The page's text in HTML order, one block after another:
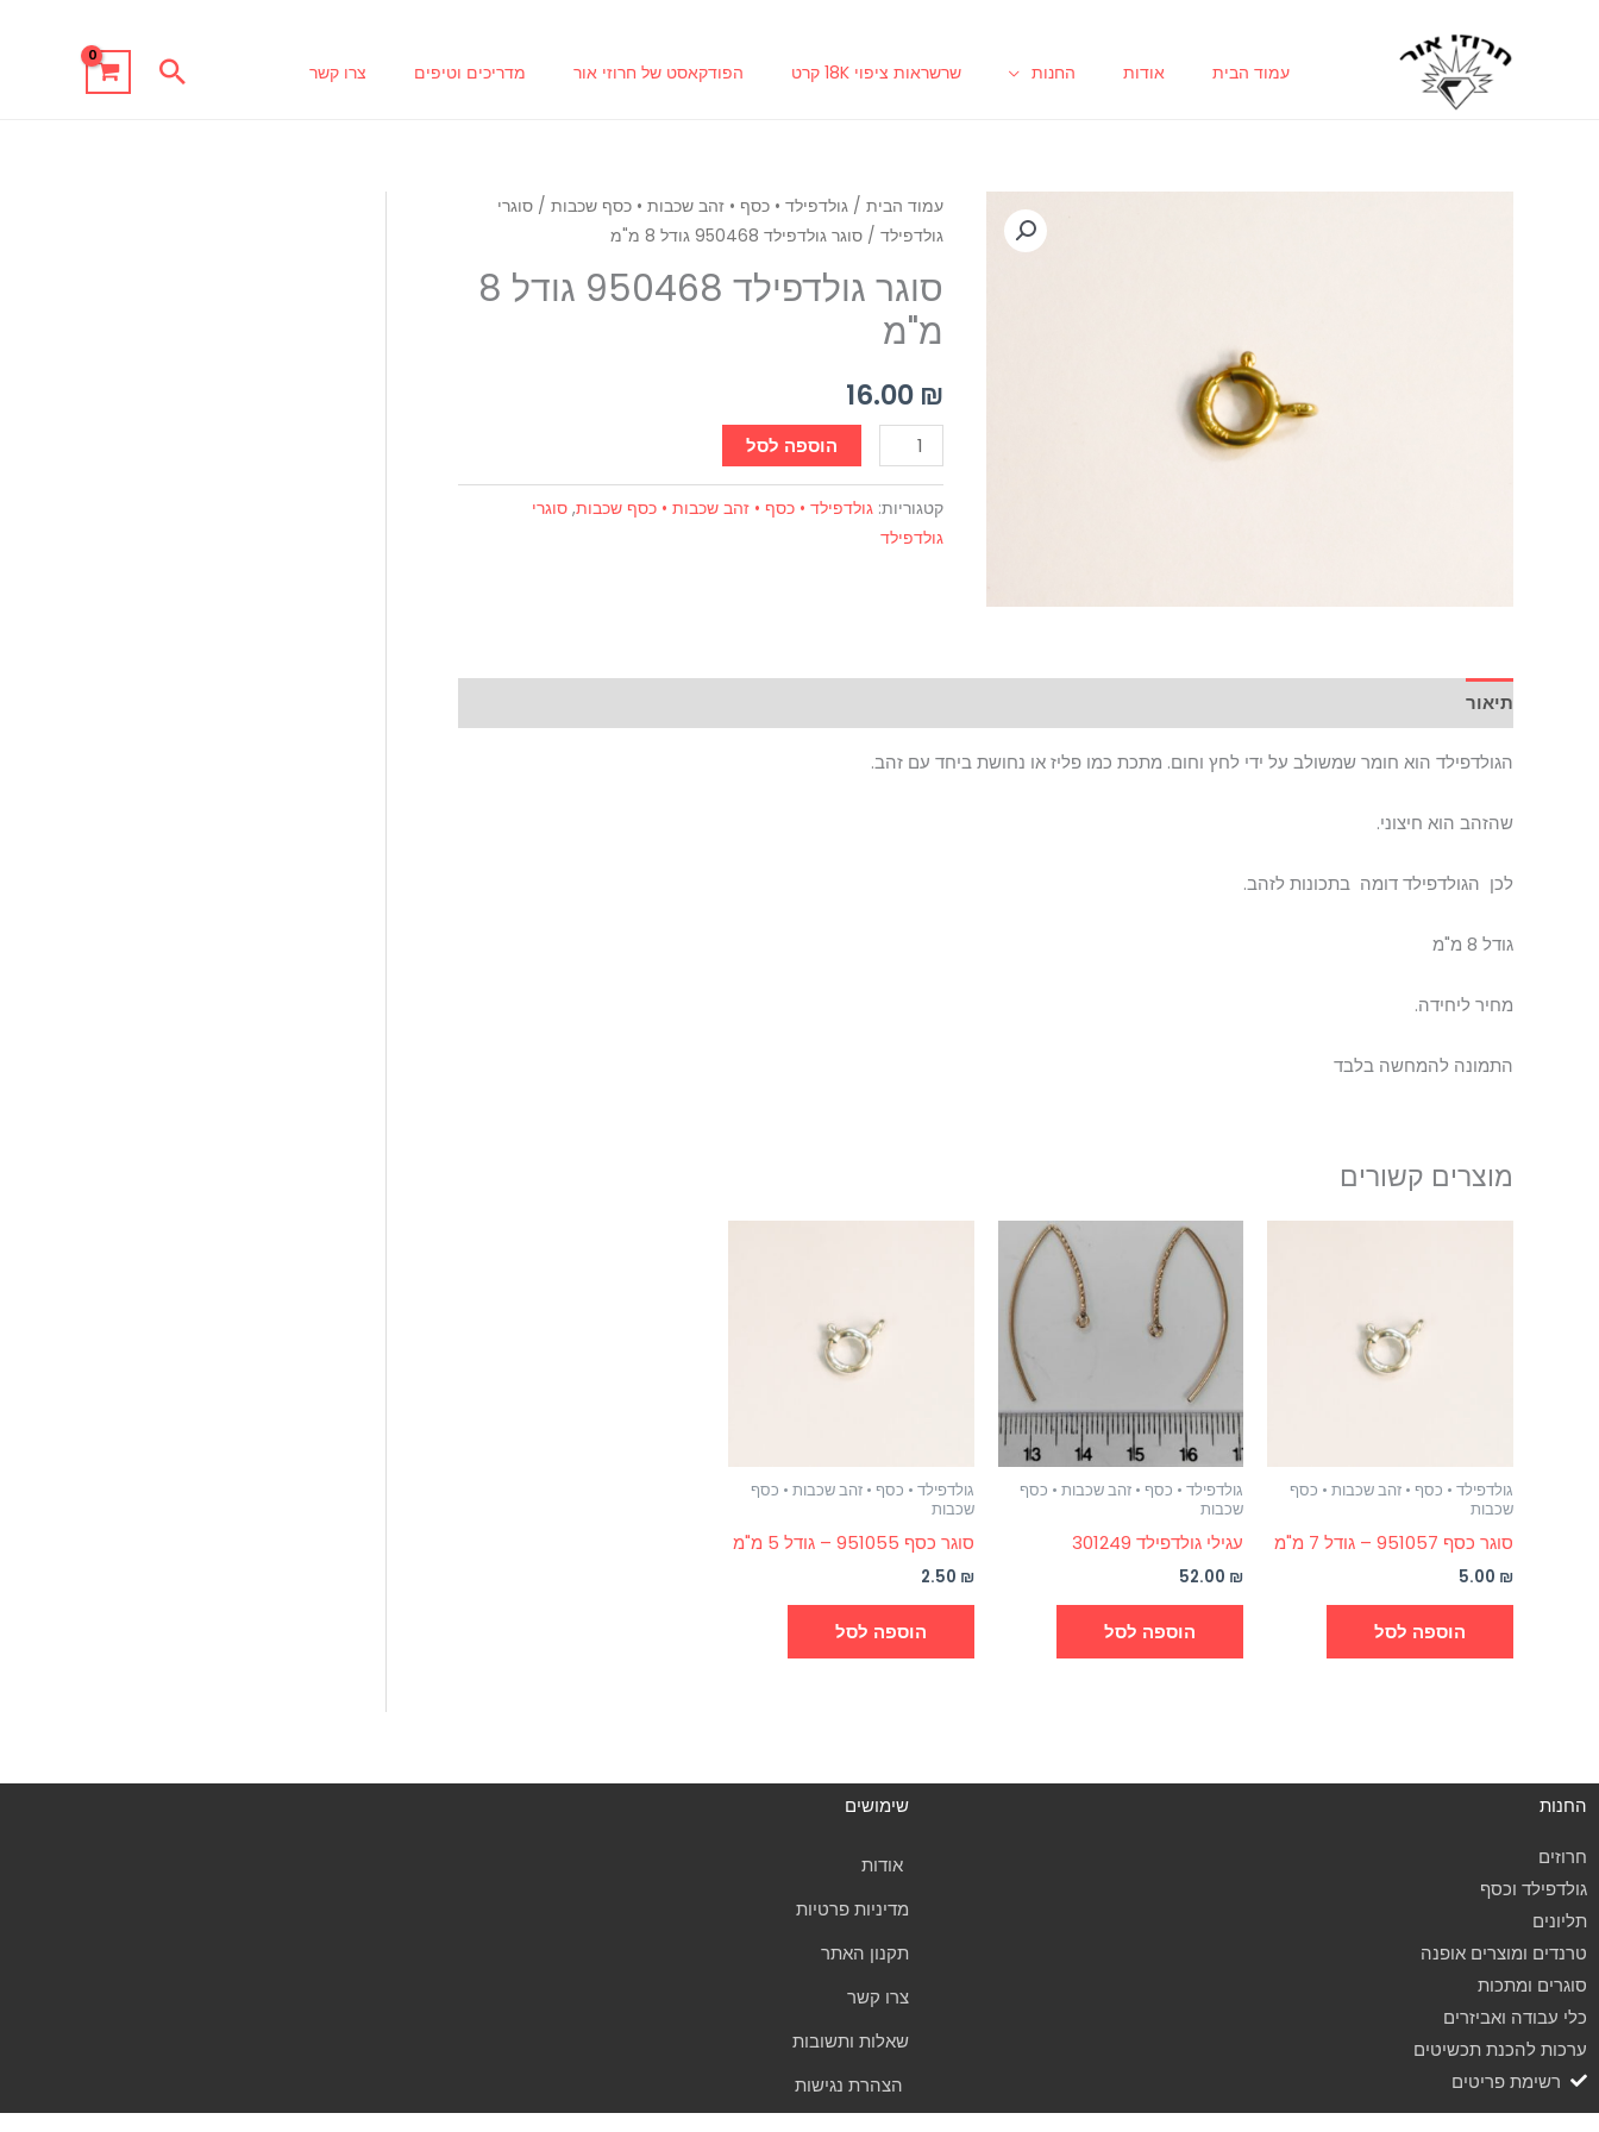
עמוד הבית אודות החנות שרשראות ציפוי 18K קרט הפודקאסט של חרוזי אור מדריכים וטיפים צרו קשר חיפוש
עמוד הבית/ גולדפילד • כסף • זהב שכבות • כסף שכבות/ סוגרי
גולדפילד/ סוגר גולדפילד 950468 גודל 8 מ"מ
סוגר גולדפילד 950468 גודל 8
מ"מ
16.00 ₪
כמות
של
גולדפילד
950468
8
מ"מ
הוספה לסל
קטגוריות: גולדפילד • כסף • זהב שכבות • כסף שכבות, סוגרי
גולדפילד
תיאור
הגולדפילד הוא חומר שמשולב על ידי לחץ וחום. מתכת כמו פליז או נחושת ביחד עם זהב.
שהזהב הוא חיצוני.
לכן הגולדפילד דומה בתכונות לזהב.
גודל 8 מ"מ
מחיר ליחידה.
התמונה להמחשה בלבד
מוצרים קשורים
גולדפילד • כסף • זהב שכבות • כסף
שכבות
סוגר כסף 951057 – גודל 7 מ"מ
5.00 ₪
הוספה לסל
גולדפילד • כסף • זהב שכבות • כסף
שכבות
עגילי גולדפילד 301249
52.00 ₪
הוספה לסל
גולדפילד • כסף • זהב שכבות • כסף
שכבות
סוגר כסף 951055 – גודל 5 מ"מ
2.50 ₪
הוספה לסל
החנות
חרוזים
גולדפילד וכסף
תליונים
טרנדים ומוצרים אופנה
סוגרים ומתכות
כלי עבודה ואביזרים
ערכות להכנת תכשיטים
רשימת פריטים
שימושים
אודות
מדיניות פרטיות
תקנון האתר
צרו קשר
שאלות ותשובות
הצהרת נגישות